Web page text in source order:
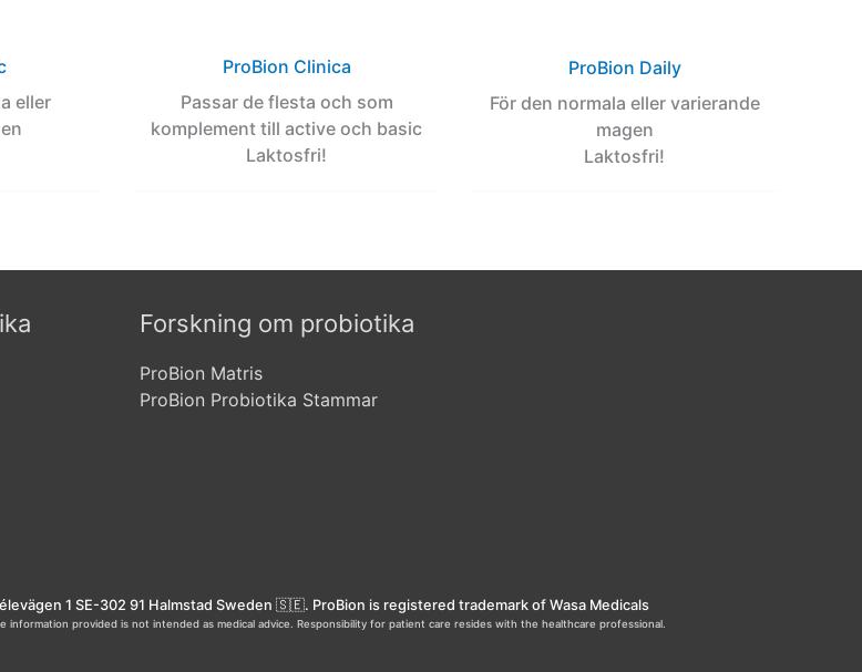
eller
ProBion Clinica
Passar de flesta och som
komplement till active och basic
Laktosfri!
ProBion Daily
För den normala eller varierande
magen
Laktosfri!
Forskning om probiotika
ProBion Matris
ProBion Probiotika Stammar
1 SE-302 91 Halmstad Sweden 🇸🇪. ProBion is registered trademark of Wasa Medicals
provided is not intended as medical advice. Responsibility for patient care resides with the healthcare professional.